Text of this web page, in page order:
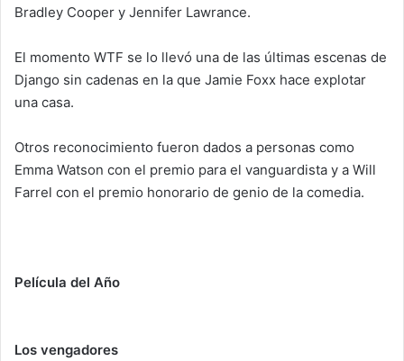
Bradley Cooper y Jennifer Lawrance.
El momento WTF se lo llevó una de las últimas escenas de
Django sin cadenas en la que Jamie Foxx hace explotar
una casa.
Otros reconocimiento fueron dados a personas como
Emma Watson con el premio para el vanguardista y a Will
Farrel con el premio honorario de genio de la comedia.
Película del Año
Los vengadores